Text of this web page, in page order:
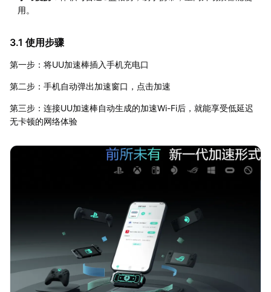
用。
3.1 使用步骤
第一步：将UU加速棒插入手机充电口
第二步：手机自动弹出加速窗口，点击加速
第三步：连接UU加速棒自动生成的加速Wi-Fi后，就能享受低延迟
无卡顿的网络体验